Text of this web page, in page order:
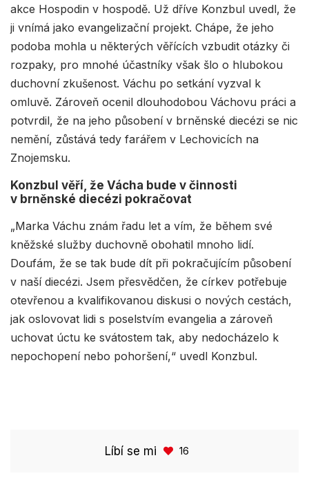
akce Hospodin v hospodě. Už dříve Konzbul uvedl, že
ji vnímá jako evangelizační projekt. Chápe, že jeho
podoba mohla u některých věřících vzbudit otázky či
rozpaky, pro mnohé účastníky však šlo o hlubokou
duchovní zkušenost. Váchu po setkání vyzval k
omluvě. Zároveň ocenil dlouhodobou Váchovu práci a
potvrdil, že na jeho působení v brněnské diecézi se nic
nemění, zůstává tedy farářem v Lechovicích na
Znojemsku.
Konzbul věří, že Vácha bude v činnosti
v brněnské diecézi pokračovat
„Marka Váchu znám řadu let a vím, že během své
kněžské služby duchovně obohatil mnoho lidí.
Doufám, že se tak bude dít při pokračujícím působení
v naší diecézi. Jsem přesvědčen, že církev potřebuje
otevřenou a kvalifikovanou diskusi o nových cestách,
jak oslovovat lidi s poselstvím evangelia a zároveň
uchovat úctu ke svátostem tak, aby nedocházelo k
nepochopení nebo pohoršení,“ uvedl Konzbul.
Líbí se mi 16